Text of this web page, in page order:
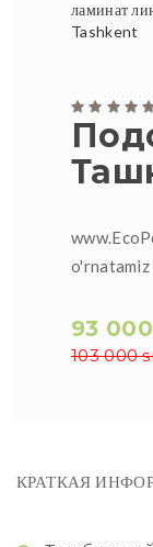
o'rnatamiz
93
103 000
КРАТКАЯ